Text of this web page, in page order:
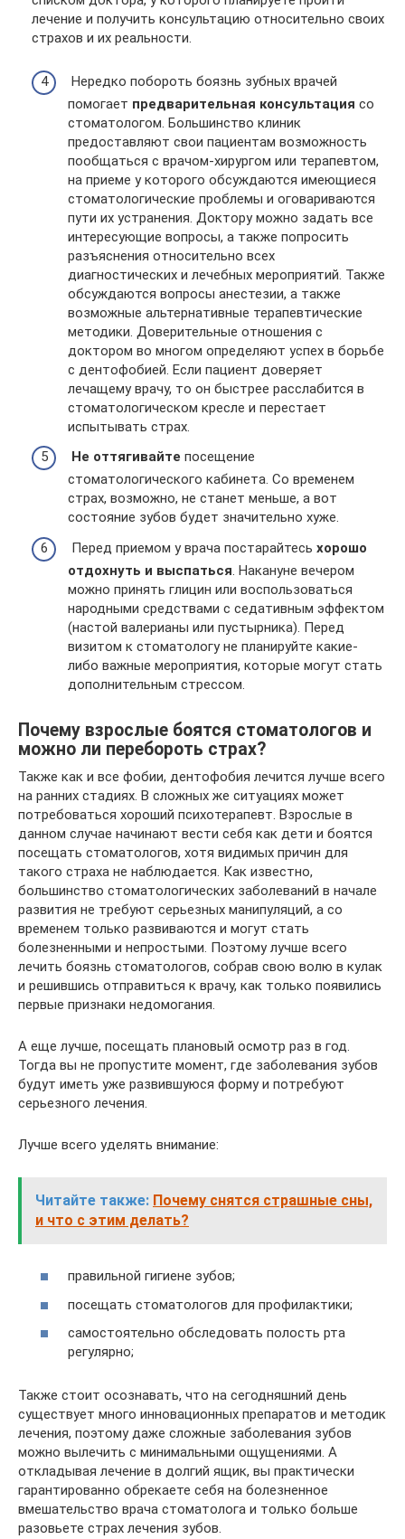
лечение и получить консультацию относительно своих
страхов и их реальности.
Нередко побороть боязнь зубных врачей
помогает предварительная консультация со
стоматологом. Большинство клиник
предоставляют свои пациентам возможность
пообщаться с врачом-хирургом или терапевтом,
на приеме у которого обсуждаются имеющиеся
стоматологические проблемы и оговариваются
пути их устранения. Доктору можно задать все
интересующие вопросы, а также попросить
разъяснения относительно всех
диагностических и лечебных мероприятий. Также
обсуждаются вопросы анестезии, а также
возможные альтернативные терапевтические
методики. Доверительные отношения с
доктором во многом определяют успех в борьбе
с дентофобией. Если пациент доверяет
лечащему врачу, то он быстрее расслабится в
стоматологическом кресле и перестает
испытывать страх.
Не оттягивайте посещение
стоматологического кабинета. Со временем
страх, возможно, не станет меньше, а вот
состояние зубов будет значительно хуже.
Перед приемом у врача постарайтесь хорошо
отдохнуть и выспаться . Накануне вечером
можно принять глицин или воспользоваться
народными средствами с седативным эффектом
(настой валерианы или пустырника). Перед
визитом к стоматологу не планируйте какие-
либо важные мероприятия, которые могут стать
дополнительным стрессом.
Почему взрослые боятся стоматологов и
можно ли перебороть страх?
Также как и все фобии, дентофобия лечится лучше всего
на ранних стадиях. В сложных же ситуациях может
потребоваться хороший психотерапевт. Взрослые в
данном случае начинают вести себя как дети и боятся
посещать стоматологов, хотя видимых причин для
такого страха не наблюдается. Как известно,
большинство стоматологических заболеваний в начале
развития не требуют серьезных манипуляций, а со
временем только развиваются и могут стать
болезненными и непростыми. Поэтому лучше всего
лечить боязнь стоматологов, собрав свою волю в кулак
и решившись отправиться к врачу, как только появились
первые признаки недомогания.
А еще лучше, посещать плановый осмотр раз в год.
Тогда вы не пропустите момент, где заболевания зубов
будут иметь уже развившуюся форму и потребуют
серьезного лечения.
Лучше всего уделять внимание:
Читайте также: Почему снятся страшные сны,
и что с этим делать?
правильной гигиене зубов;
посещать стоматологов для профилактики;
самостоятельно обследовать полость рта
регулярно;
Также стоит осознавать, что на сегодняшний день
существует много инновационных препаратов и методик
лечения, поэтому даже сложные заболевания зубов
можно вылечить с минимальными ощущениями. А
откладывая лечение в долгий ящик, вы практически
гарантированно обрекаете себя на болезненное
вмешательство врача стоматолога и только больше
разовьете страх лечения зубов.